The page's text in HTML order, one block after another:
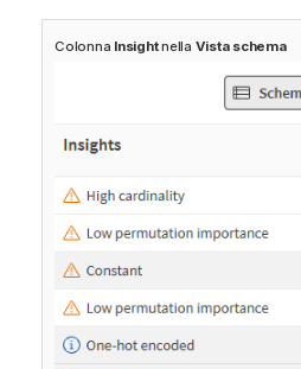
Colonna Insightnella Vista schema